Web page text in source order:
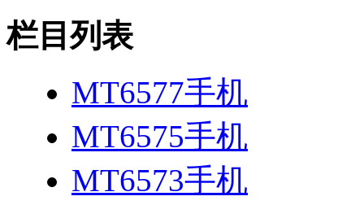
栏目列表
MT6577手机
MT6575手机
MT6573手机